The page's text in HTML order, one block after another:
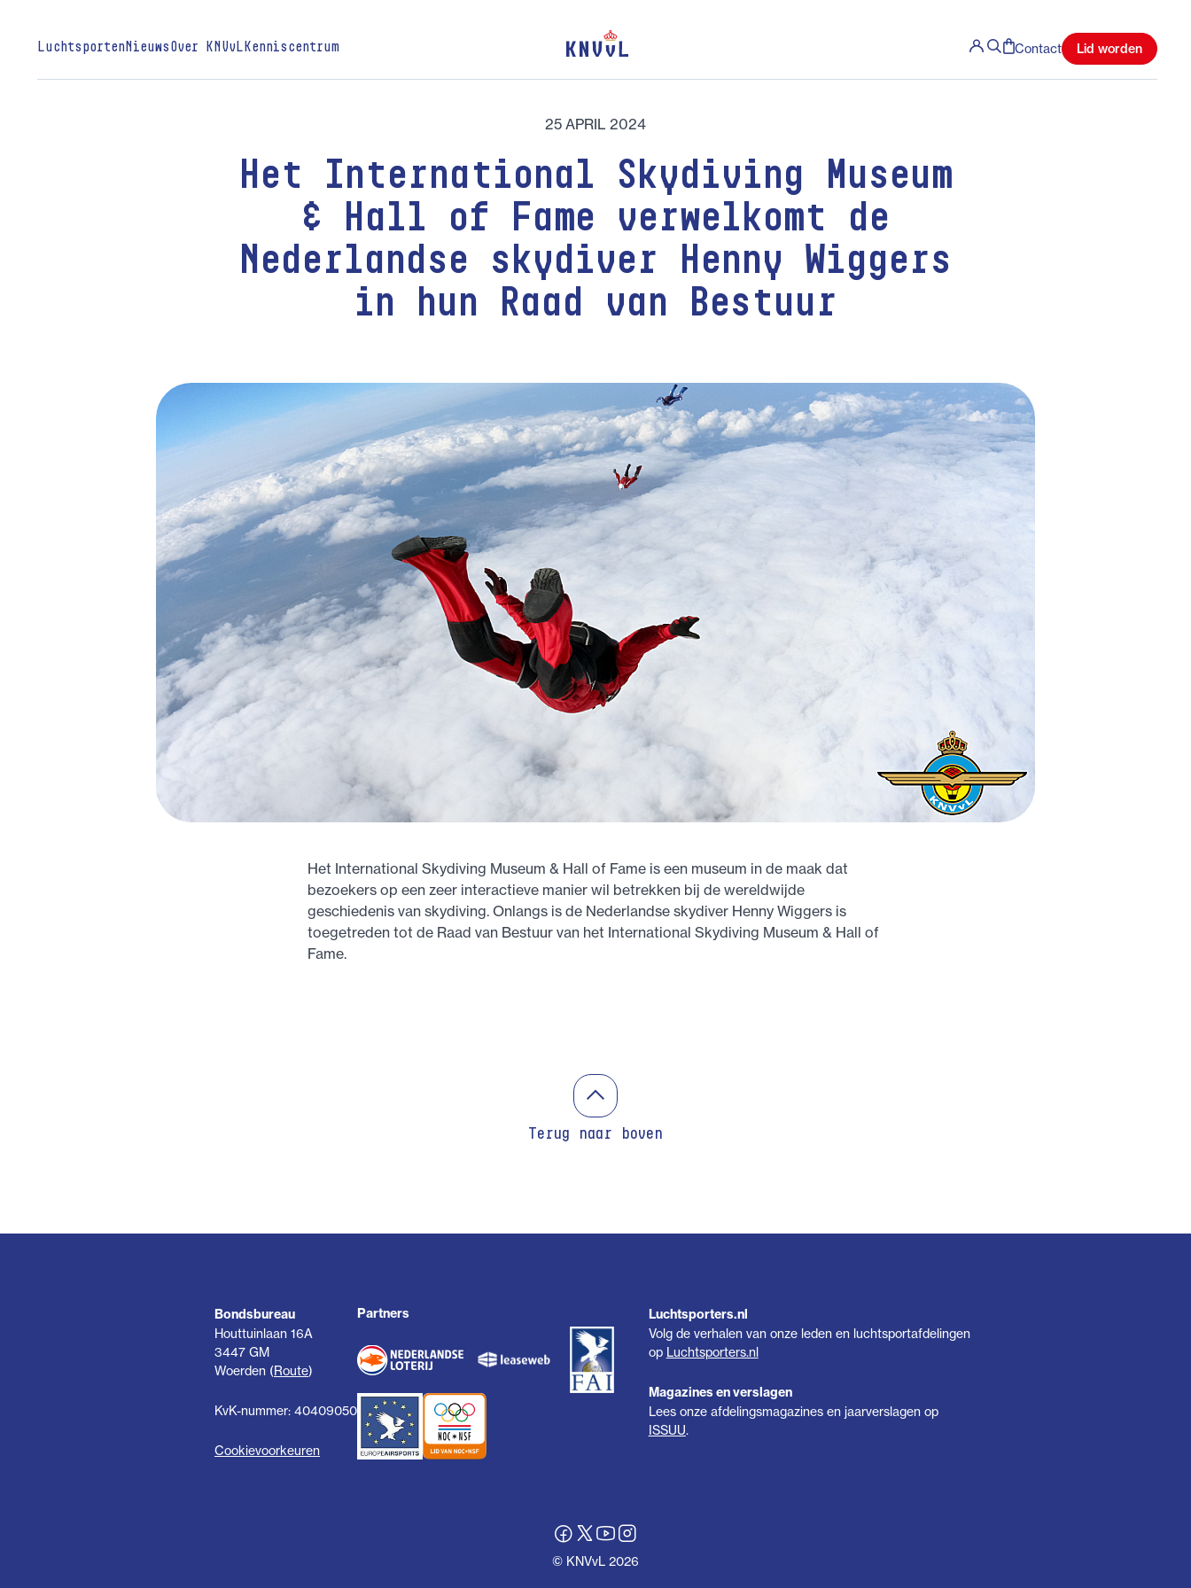
Luchtsporten Nieuws Over KNVvL Kenniscentrum Contact Lid worden
25 APRIL 2024
Het International Skydiving Museum
& Hall of Fame verwelkomt de
Nederlandse skydiver Henny Wiggers
in hun Raad van Bestuur
Het International Skydiving Museum & Hall of Fame is een museum in de maak dat
bezoekers op een zeer interactieve manier wil betrekken bij de wereldwijde
geschiedenis van skydiving. Onlangs is de Nederlandse skydiver Henny Wiggers is
toegetreden tot de Raad van Bestuur van het International Skydiving Museum & Hall of
Fame.
Terug naar boven
Bondsbureau
Houttuinlaan 16A
3447 GM
Woerden (Route)
KvK-nummer: 40409050
Cookievoorkeuren
Partners Luchtsporters.nl
Volg de verhalen van onze leden en luchtsportafdelingen
op Luchtsporters.nl
Magazines en verslagen
Lees onze afdelingsmagazines en jaarverslagen op
ISSUU.
© KNVvL 2026